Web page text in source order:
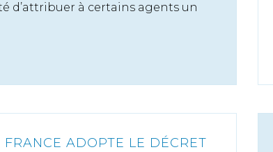
d’attribuer à certains agents un
FRANCE ADOPTE LE DÉCRET